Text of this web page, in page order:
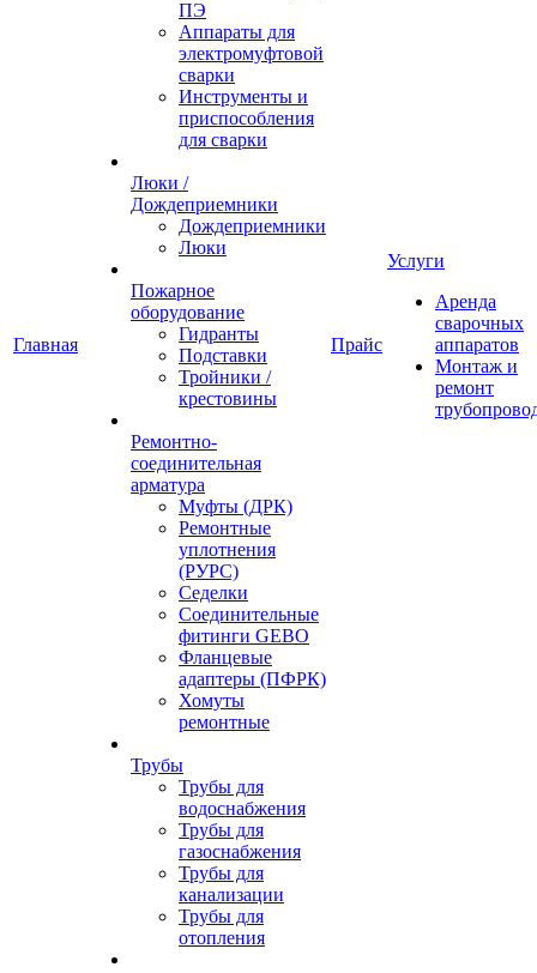
Главная
ПЭ
Аппараты для
электромуфтовой
сварки
Инструменты и
приспособления
для сварки
Люки /
Дождеприемники
Дождеприемники
Люки
Пожарное
оборудование
Гидранты
Подставки
Тройники /
крестовины
Ремонтно-
соединительная
арматура
Муфты (ДРК)
Ремонтные
уплотнения
(РУРС)
Седелки
Соединительные
фитинги GEBO
Фланцевые
адаптеры (ПФРК)
Хомуты
ремонтные
Трубы
Трубы для
водоснабжения
Трубы для
газоснабжения
Трубы для
канализации
Трубы для
отопления
Прайс
Услуги
Аренда
сварочных
аппаратов
Монтаж и
ремонт